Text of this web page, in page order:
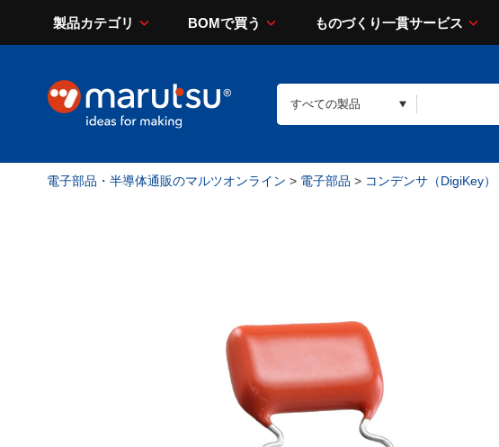
製品カテゴリ BOMで買う ものづくり一貫サービス
電子部品・半導体通販のマルツオンライン > 電子部品 > コンデンサ（DigiKey）